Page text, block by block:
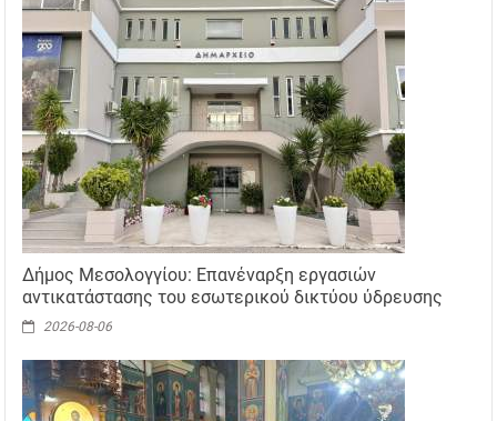
Δήμος Μεσολογγίου: Επανέναρξη εργασιών
αντικατάστασης του εσωτερικού δικτύου ύδρευσης
2026-08-06